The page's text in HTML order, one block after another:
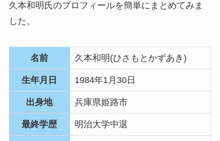
久本和明氏のプロフィールを簡単にまとめてみま
した。
名前 久本和明(ひさもとかずあき)
生年月日 1984年1月30日
出身地 兵庫県姫路市
最終学歴 明治大学中退